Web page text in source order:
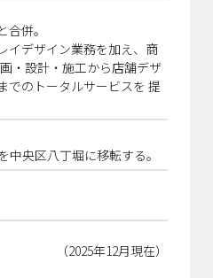
併。
イデザイン業務を加え、商
・設計・施工から店舗デザ
でのトータルサービスを 提
中央区八丁堀に移転する。
（2025年12月現在）